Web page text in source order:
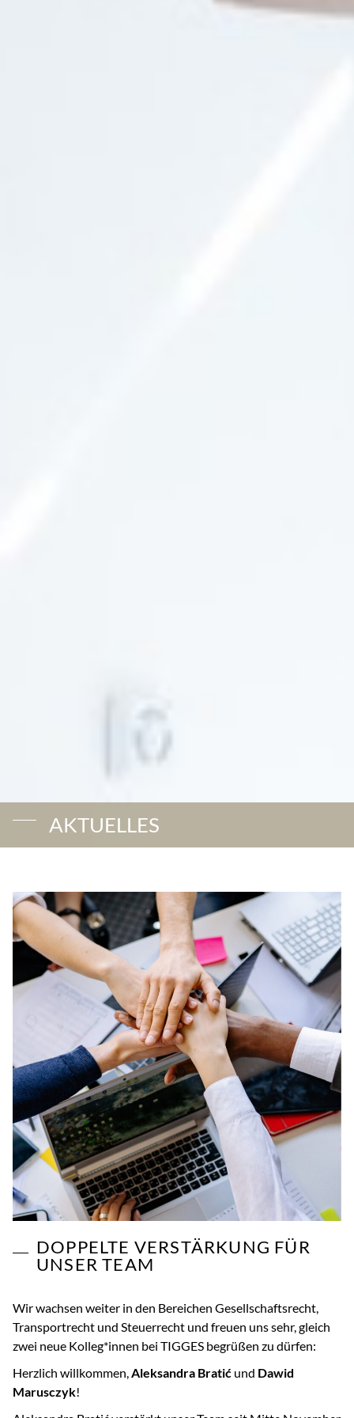
AKTUELLES
DOPPELTE VERSTÄRKUNG FÜR
UNSER TEAM
Wir wachsen weiter in den Bereichen Gesellschaftsrecht,
Transportrecht und Steuerrecht und freuen uns sehr, gleich
zwei neue Kolleg*innen bei TIGGES begrüßen zu dürfen:
Herzlich willkommen,Aleksandra Bratić und Dawid
Marusczyk!